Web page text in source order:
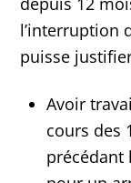
l’interruption
puisse
Avoir
cours des
précédant